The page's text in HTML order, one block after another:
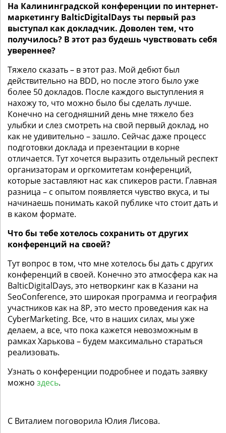
На Калининградской конференции по интернет-
маркетингу BalticDigitalDays ты первый раз
выступал как докладчик. Доволен тем, что
получилось? В этот раз будешь чувствовать себя
увереннее?
Тяжело сказать – в этот раз. Мой дебют был
действительно на BDD, но после этого было уже
более 50 докладов. После каждого выступления я
нахожу то, что можно было бы сделать лучше.
Конечно на сегодняшний день мне тяжело без
улыбки и слез смотреть на свой первый доклад, но
как не удивительно – зашло. Сейчас даже процесс
подготовки доклада и презентации в корне
отличается. Тут хочется выразить отдельный респект
организаторам и оргкомитетам конференций,
которые заставляют нас как спикеров расти. Главная
разница – с опытом появляется чувство вкуса, и ты
начинаешь понимать какой публике что стоит дать и
в каком формате.
Что бы тебе хотелось сохранить от других
конференций на своей?
Тут вопрос в том, что мне хотелось бы дать с других
конференций в своей. Конечно это атмосфера как на
BalticDigitalDays, это нетворкинг как в Казани на
SeoConference, это широкая программа и география
участников как на 8P, это место проведения как на
CyberMarketing. Все, что в наших силах, мы уже
делаем, а все, что пока кажется невозможным в
рамках Харькова – будем максимально стараться
реализовать.
Узнать о конференции подробнее и подать заявку
можно здесь.
С Виталием поговорила Юлия Лисова.